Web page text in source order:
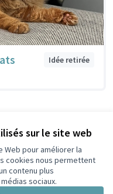
sur le site web
Web pour améliorer la
cookies nous permettent
contenu plus
sociaux.
Idée retirée
YouTube